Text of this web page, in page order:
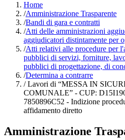
Home
/Amministrazione Trasparente
/Bandi di gara e contratti
/Atti delle amministrazioni
aggiudicatori distintamente per
/Atti relativi alle procedure per
pubblici di servizi, forniture,
pubblici di progettazione, di
/Determina a contrarre
/Lavori di “MESSA IN
COMUNALE” - CUP:
7850896C52 - Indizione
affidamento diretto
Amministrazione